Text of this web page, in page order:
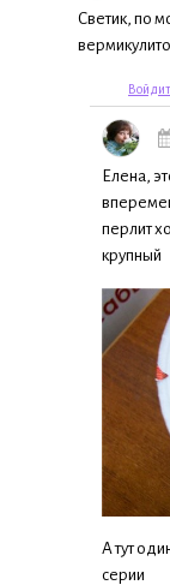
Светик, по
Елена,
перлит
крупный
А тут
серии